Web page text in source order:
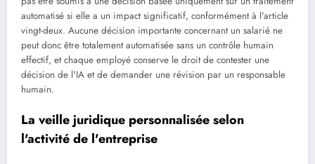
automatisé si elle a un impact significatif, conformément à l'article
vingt-deux. Aucune décision importante concernant un salarié ne
peut donc être totalement automatisée sans un contrôle humain
effectif, et chaque employé conserve le droit de contester une
décision de l'IA et de demander une révision par un responsable
humain.
La veille juridique personnalisée selon
l'activité de l'entreprise